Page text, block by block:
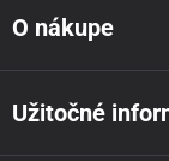
O nákupe
Užitočné